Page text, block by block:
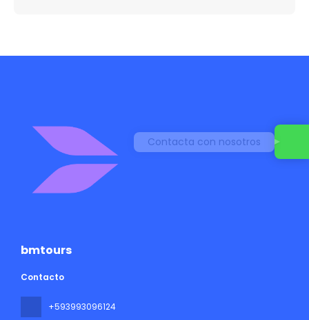
bmtours
Contacto
+593993096124
Contacta con nosotros